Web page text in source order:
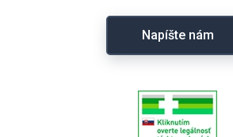
Napíšte nám